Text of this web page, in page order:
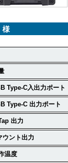
Type-C入出力ポート
Type-C 出力ポート
出力
ウント出力
温度